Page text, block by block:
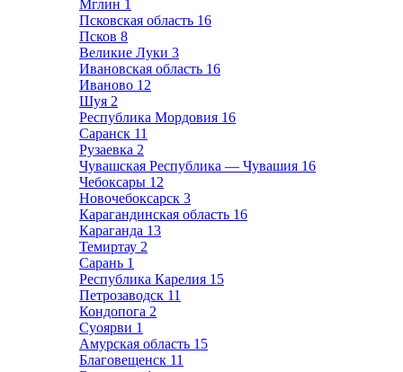
Мглин 1
Псковская область 16
Псков 8
Великие Луки 3
Ивановская область 16
Иваново 12
Шуя 2
Республика Мордовия 16
Саранск 11
Рузаевка 2
Чувашская Республика — Чувашия 16
Чебоксары 12
Новочебоксарск 3
Карагандинская область 16
Караганда 13
Темиртау 2
Сарань 1
Республика Карелия 15
Петрозаводск 11
Кондопога 2
Суоярви 1
Амурская область 15
Благовещенск 11